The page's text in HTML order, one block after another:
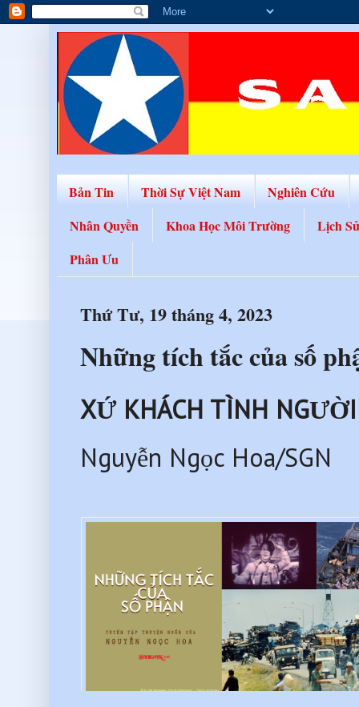
Bản Tin Thời Sự Việt Nam
Nghiên Cứu
Nhân Quyền
Khoa Học Môi Trường
Lịch
Phân Ưu
Thứ Tư, 19 tháng 4, 2023
Những tích tắc của số
XỨ KHÁCH TÌNH NGƯỜI
Nguyễn Ngọc Hoa/SGN